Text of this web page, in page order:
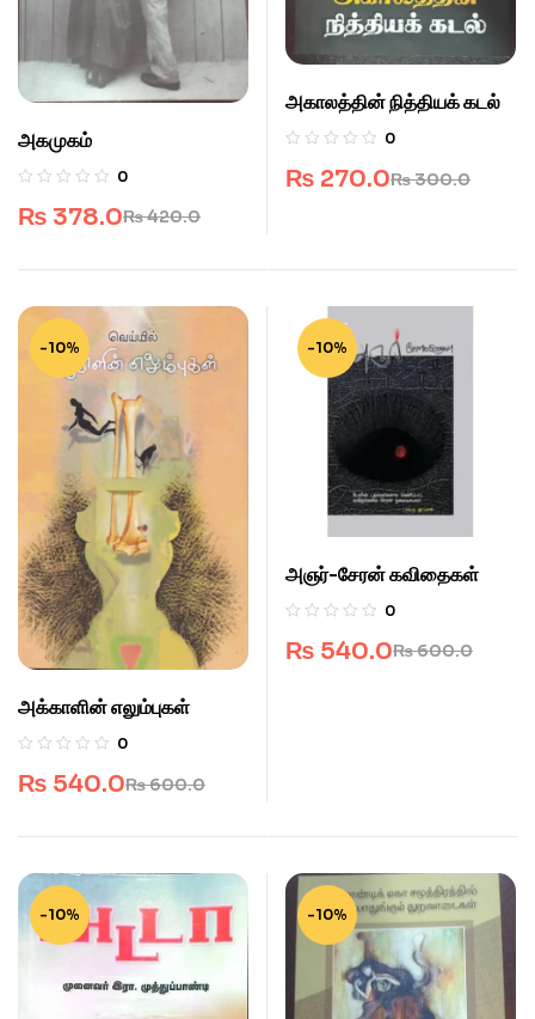
அகமுகம்
0
₨420.0
₨ 378.0
அகாலத்தின் நித்தியக் கடல்
0
₨300.0
₨ 270.0
-10%
அக்காளின் எலும்புகள்
0
₨600.0
₨ 540.0
-10%
அஞர்-சேரன் கவிதைகள்
0
₨600.0
₨ 540.0
-10% -10%